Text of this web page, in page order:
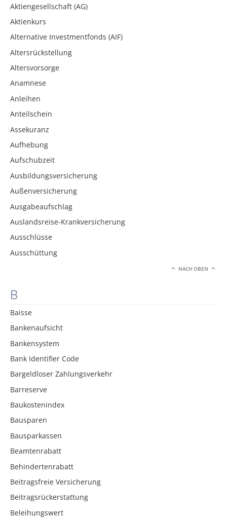
Aktiengesellschaft (AG)
Aktienkurs
Alternative Investmentfonds (AIF)
Altersrückstellung
Altersvorsorge
Anamnese
Anleihen
Anteilschein
Assekuranz
Aufhebung
Aufschubzeit
Ausbildungsversicherung
Außenversicherung
Ausgabeaufschlag
Auslandsreise-Krankversicherung
Ausschlüsse
Ausschüttung
NACH OBEN
B
Baisse
Bankenaufsicht
Bankensystem
Bank Identifier Code
Bargeldloser Zahlungsverkehr
Barreserve
Baukostenindex
Bausparen
Bausparkassen
Beamtenrabatt
Behindertenrabatt
Beitragsfreie Versicherung
Beitragsrückerstattung
Beleihungswert